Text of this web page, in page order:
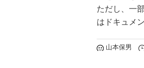
ただし、一
はドキュメ
山本保男